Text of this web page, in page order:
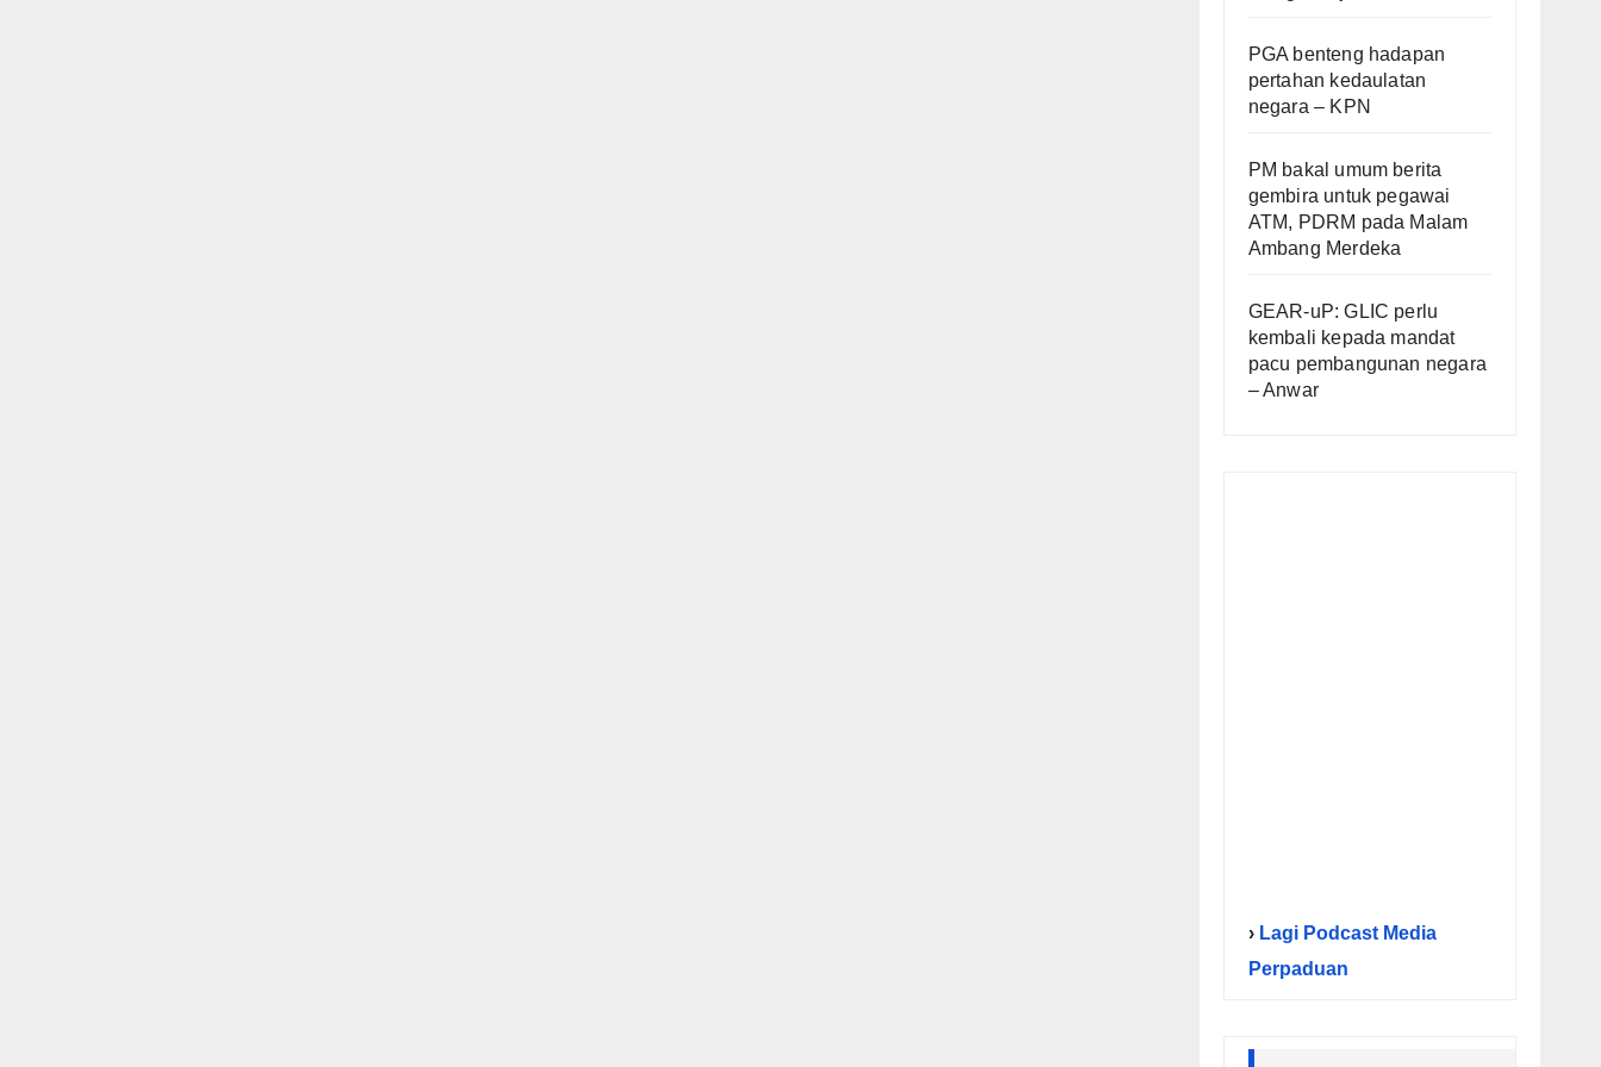
PGA benteng hadapan
pertahan kedaulatan
negara – KPN
PM bakal umum berita
gembira untuk pegawai
ATM, PDRM pada Malam
Ambang Merdeka
GEAR-uP: GLIC perlu
kembali kepada mandat
pacu pembangunan negara
– Anwar
›Lagi Podcast Media
Perpaduan